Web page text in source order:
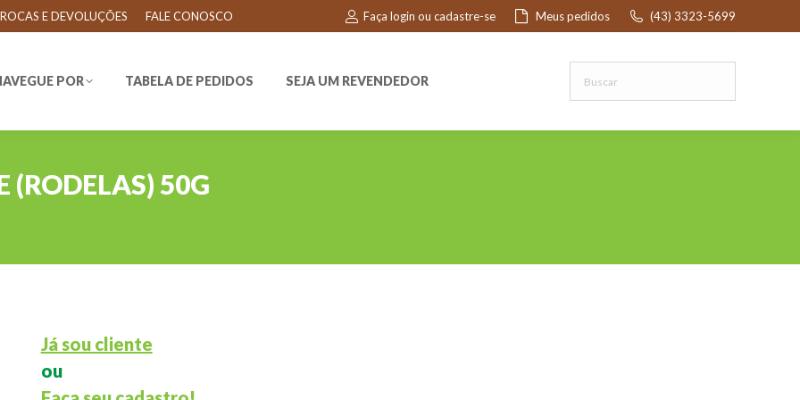
E DEVOLUÇÕES FALE CONOSCO Faça login ou cadastre-se Meus pedidos (43) 3323-5699
POR TABELA DE PEDIDOS SEJA UM REVENDEDOR
(RODELAS) 50G
Já sou cliente
ou
POR TABELA DE PEDIDOS SEJA UM REVENDEDOR